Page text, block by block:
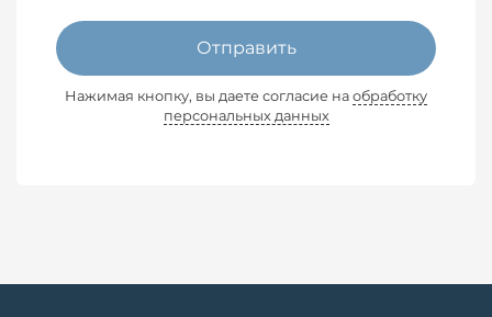
Отправить
Нажимая кнопку, вы даете согласие на обработку
персональных данных